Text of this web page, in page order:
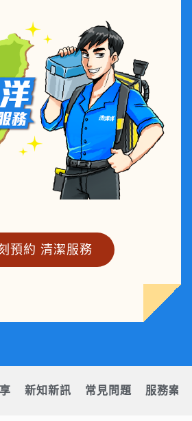
預約 清潔服務
新知新訊 常見問題 服務案例